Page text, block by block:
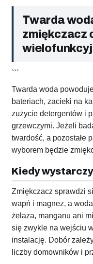
Twarda
zmiękczacz
```
Twarda woda
bateriach, zacieki na
zużycie detergentów i
grzewczymi. Jeżeli
twardość, a pozostałe
wyborem będzie
Kiedy
Zmiękczacz sprawdzi
wapń i magnez, a
żelaza, manganu ani
się zwykle na wejściu
instalację. Dobór
liczby domowników i